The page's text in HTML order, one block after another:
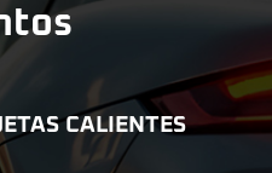
CALIENTES